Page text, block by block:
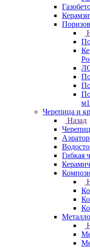
Черепица и
Назад
Гибкая